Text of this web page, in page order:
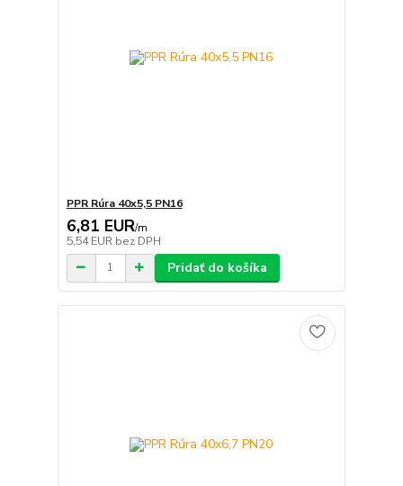
PPR Rúra 40x5,5 PN16
6,81 EUR/m
5,54 EUR bez DPH
Pridať do košíka